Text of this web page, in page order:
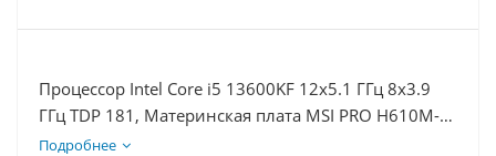
Процессор Intel Core i5 13600KF 12x5.1 ГГц 8x3.9
ГГц TDP 181, Материнская плата MSI PRO H610M-E,
Видеокарта RTX 4070 12Гб, Память DDR4 8Gb,
Подробнее